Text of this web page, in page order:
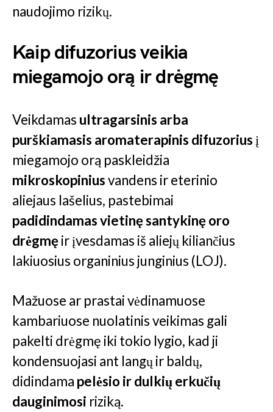
naudojimo rizikų.
Kaip difuzorius veikia
miegamojo orą ir drėgmę
Veikdamas ultragarsinis arba
purškiamasis aromaterapinis difuzoriusį
miegamojo orą paskleidžia
mikroskopiniusvandens ir eterinio
aliejaus lašelius, pastebimai
padidindamas vietinę santykinę oro
drėgmęir įvesdamas iš aliejų kiliančius
lakiuosius organinius junginius (LOJ).
Mažuose ar prastai vėdinamuose
kambariuose nuolatinis veikimas gali
pakelti drėgmę iki tokio lygio, kad ji
kondensuojasi ant langų ir baldų,
didindama pelėsio ir dulkių erkučių
dauginimosi riziką.